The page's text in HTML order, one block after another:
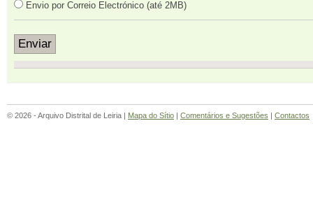
Envio por Correio Electrónico (até 2MB)
© 2026 - Arquivo Distrital de Leiria | Mapa do Sítio | Comentários e Sugestões | Contactos